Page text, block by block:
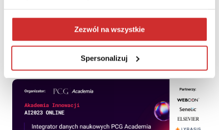
Zezwól na wszystkie
Spersonalizuj
Uniwersytetu Northumbria oraz Uniwersytetu Nottingham
Trent